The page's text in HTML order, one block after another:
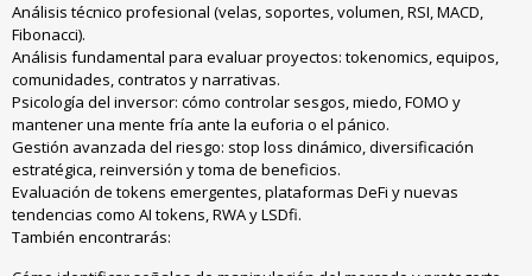
Análisis técnico profesional (velas, soportes,volumen,RSI,MACD,
Fibonacci).
Análisis fundamental para evaluar proyectos: tokenomics,equipos,
comunidades,contratos y narrativas.
Psicología del inversor: cómo controlar sesgos,miedo,FOMO y
mantener una mente fría ante la euforia o el pánico.
Gestión avanzada del riesgo: stop loss dinámico,diversificación
estratégica,reinversión y toma de beneficios.
Evaluación de tokens emergentes,plataformas DeFi y nuevas
tendencias como AI tokens,RWA y LSDfi.
También encontrarás: